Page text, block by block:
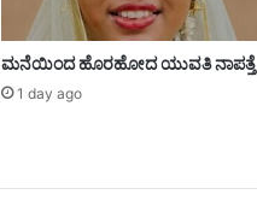
ಮನೆಯಿಂದ ಹೊರಹೋದ ಯುವತಿ ನಾಪತ್ತೆ
1 day ago